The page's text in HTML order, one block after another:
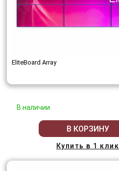
EliteBoard Array
В наличии
В КОРЗИНУ
Купить в 1 клик